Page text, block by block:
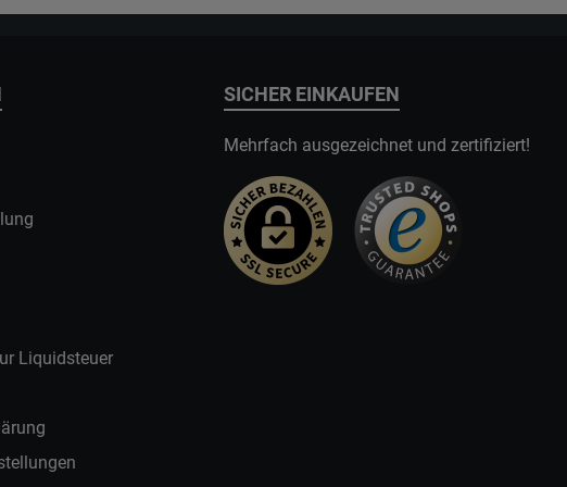
Liquidsteuer
SICHER EINKAUFEN
Mehrfach ausgezeichnet und zertifiziert!